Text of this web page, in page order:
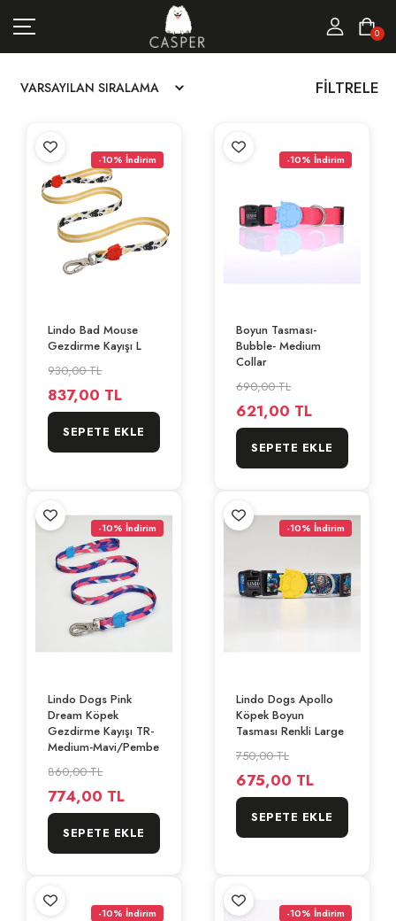
0
MARKALAR
FIRSATLAR
FILTRELE
-10% İndirim
Lindo Bad Mouse
Gezdirme Kayışı L
930,00 TL
837,00 TL
SEPETE EKLE
-10% İndirim
Boyun Tasması-
Bubble- Medium
Collar
690,00 TL
621,00 TL
SEPETE EKLE
-10% İndirim
Lindo Dogs Pink
Dream Köpek
Gezdirme Kayışı TR-
Medium-Mavi/Pembe
860,00 TL
774,00 TL
SEPETE EKLE
-10% İndirim
Lindo Dogs Apollo
Köpek Boyun
Tasması Renkli Large
750,00 TL
675,00 TL
SEPETE EKLE
-10% İndirim -10% İndirim